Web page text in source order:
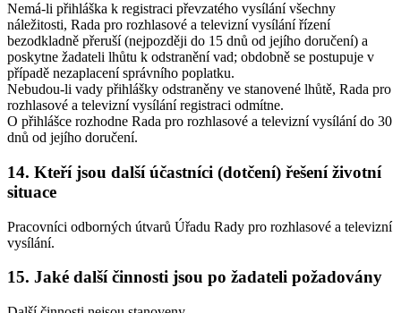
Nemá-li přihláška k registraci převzatého vysílání všechny
náležitosti, Rada pro rozhlasové a televizní vysílání řízení
bezodkladně přeruší (nejpozději do 15 dnů od jejího doručení) a
poskytne žadateli lhůtu k odstranění vad; obdobně se postupuje v
případě nezaplacení správního poplatku.
Nebudou-li vady přihlášky odstraněny ve stanovené lhůtě, Rada pro
rozhlasové a televizní vysílání registraci odmítne.
O přihlášce rozhodne Rada pro rozhlasové a televizní vysílání do 30
dnů od jejího doručení.
14. Kteří jsou další účastníci (dotčení) řešení životní
situace
Pracovníci odborných útvarů Úřadu Rady pro rozhlasové a televizní
vysílání.
15. Jaké další činnosti jsou po žadateli požadovány